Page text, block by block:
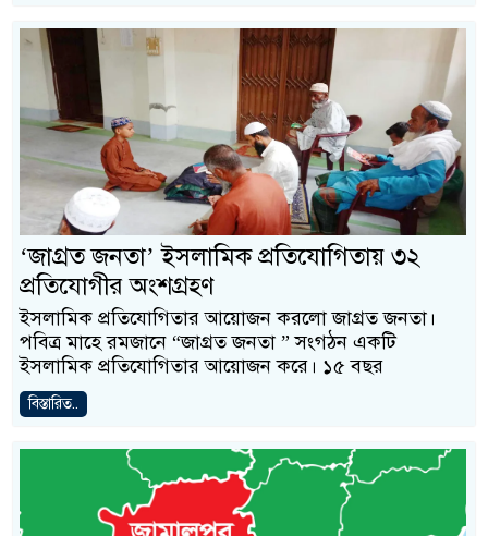
‘জাগ্রত জনতা’ ইসলামিক প্রতিযোগিতায় ৩২
প্রতিযোগীর অংশগ্রহণ
ইসলামিক প্রতিযোগিতার আয়োজন করলো জাগ্রত জনতা।
পবিত্র মাহে রমজানে “জাগ্রত জনতা ” সংগঠন একটি
ইসলামিক প্রতিযোগিতার আয়োজন করে। ১৫ বছর
বিস্তারিত..